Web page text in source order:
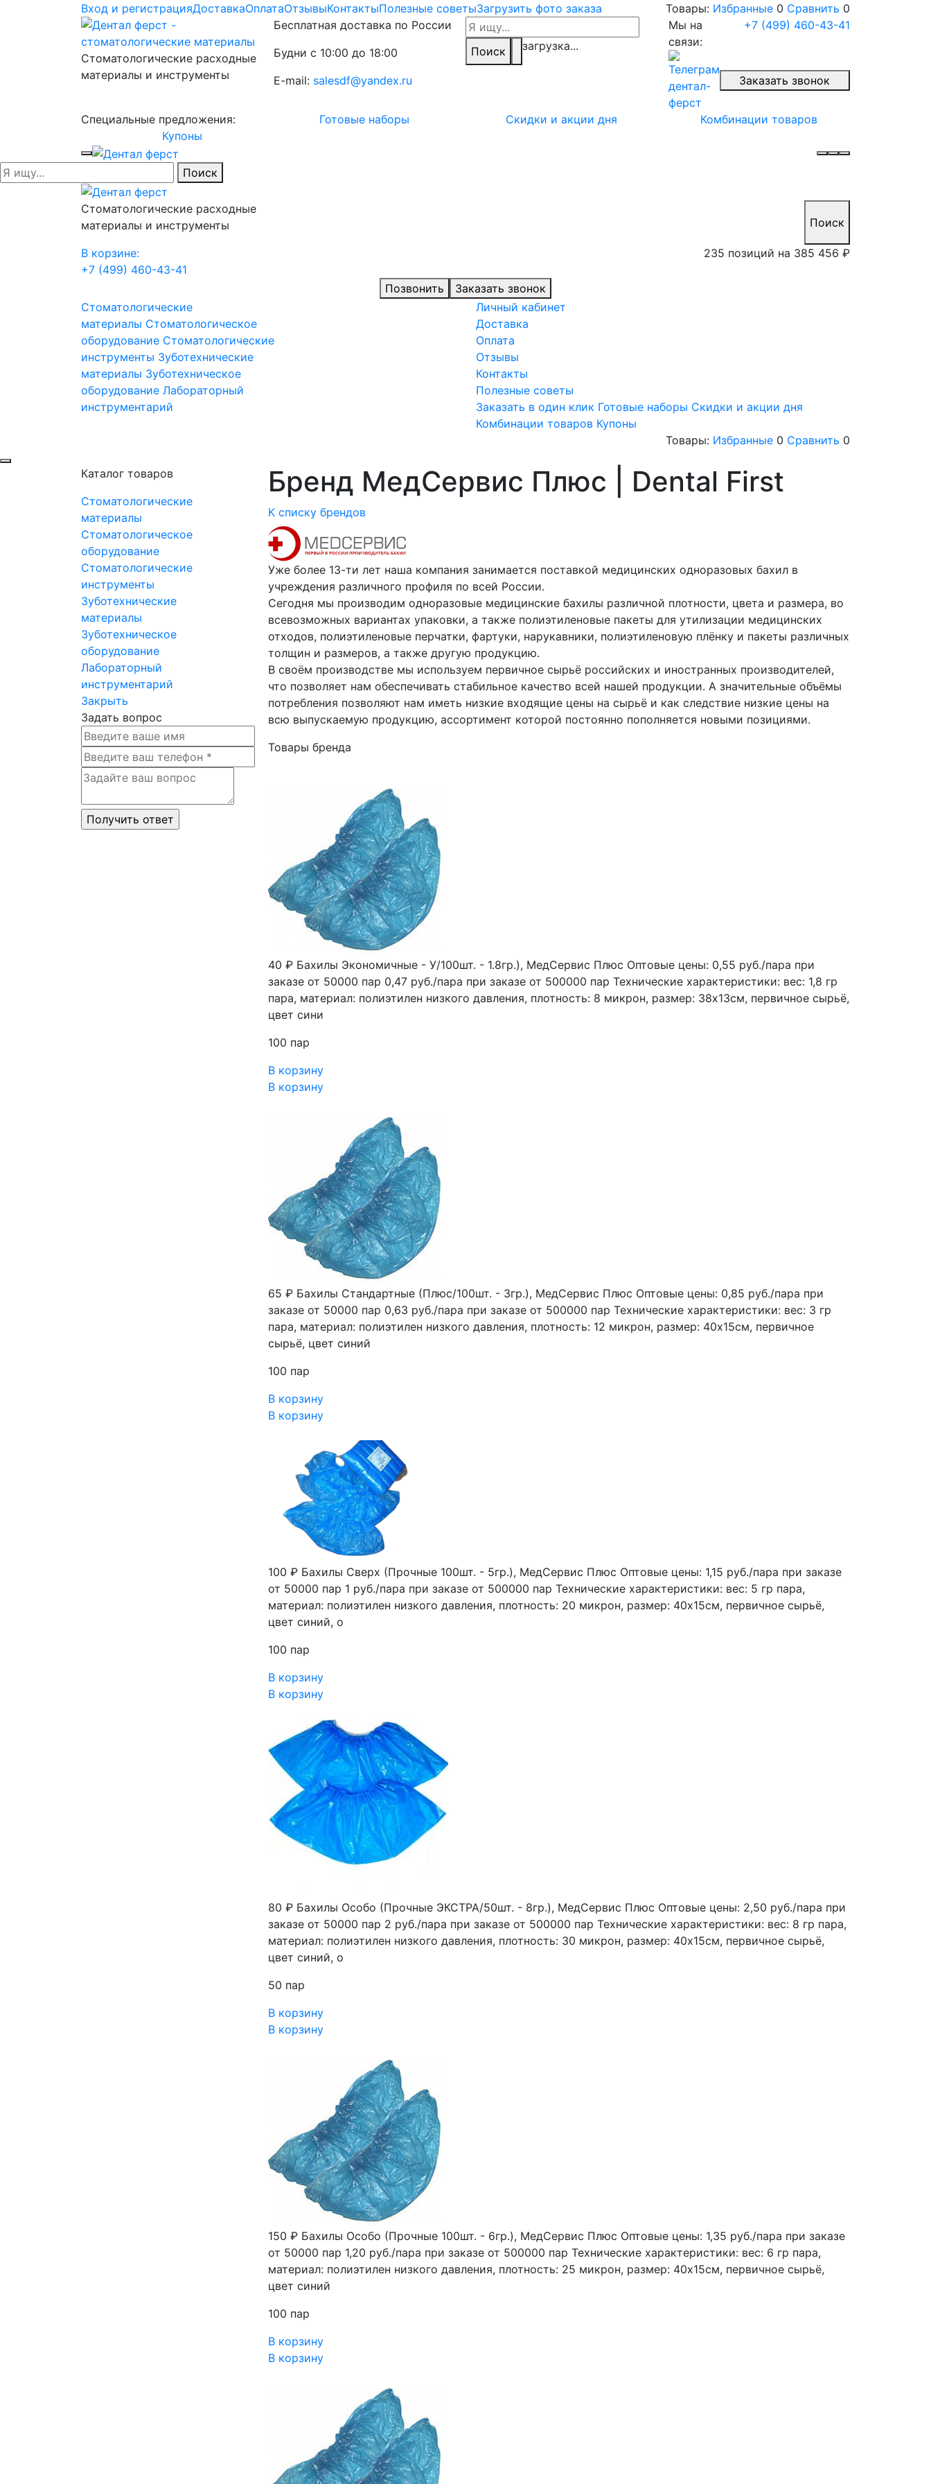
Вход и регистрацияДоставкаОплатаОтзывыКонтактыПолезные советыЗагрузить фото заказа Товары: Избранные 0 Сравнить 0
Стоматологические расходные
материалы и инструменты
Бесплатная доставка по России
Будни с 10:00 до 18:00
E-mail: salesdf@yandex.ru
Поиск загрузка...
Мы на
связи:
+7 (499) 460-43-41
Заказать звонок
Специальные предложения: Готовые наборы Скидки и акции дня
Комбинации товаров
Купоны
Поиск
Стоматологические расходные
материалы и инструменты
Поиск
В корзине: 235 позиций на 385 456 ₽
+7 (499) 460-43-41
Позвонить
Заказать звонок
Стоматологические
материалы Стоматологическое
оборудование Стоматологические
инструменты Зуботехнические
материалы Зуботехническое
оборудование Лабораторный
инструментарий
Личный кабинет
Доставка
Оплата
Отзывы
Контакты
Полезные советы
Заказать в один клик Готовые наборы Скидки и акции дня
Комбинации товаров Купоны
Товары: Избранные 0 Сравнить 0
Каталог товаров
Стоматологические
материалы
Стоматологическое
оборудование
Стоматологические
инструменты
Зуботехнические
материалы
Зуботехническое
оборудование
Лабораторный
инструментарий
Закрыть
Задать вопрос
Бренд МедСервис Плюс | Dental First
К списку брендов
Уже более 13-ти лет наша компания занимается поставкой медицинских одноразовых бахил в
учреждения различного профиля по всей России.
Сегодня мы производим одноразовые медицинские бахилы различной плотности, цвета и размера, во
всевозможных вариантах упаковки, а также полиэтиленовые пакеты для утилизации медицинских
отходов, полиэтиленовые перчатки, фартуки, нарукавники, полиэтиленовую плёнку и пакеты различных
толщин и размеров, а также другую продукцию.
В своём производстве мы используем первичное сырьё российских и иностранных производителей,
что позволяет нам обеспечивать стабильное качество всей нашей продукции. А значительные объёмы
потребления позволяют нам иметь низкие входящие цены на сырьё и как следствие низкие цены на
всю выпускаемую продукцию, ассортимент которой постоянно пополняется новыми позициями.
Товары бренда
40 ₽ Бахилы Экономичные - У/100шт. - 1.8гр.), МедСервис Плюс Оптовые цены: 0,55 руб./пара при
заказе от 50000 пар 0,47 руб./пара при заказе от 500000 пар Технические характеристики: вес: 1,8 гр
пара, материал: полиэтилен низкого давления, плотность: 8 микрон, размер: 38х13см, первичное сырьё,
цвет сини
100 пар
В корзину
В корзину
65 ₽ Бахилы Стандартные (Плюс/100шт. - 3гр.), МедСервис Плюс Оптовые цены: 0,85 руб./пара при
заказе от 50000 пар 0,63 руб./пара при заказе от 500000 пар Технические характеристики: вес: 3 гр
пара, материал: полиэтилен низкого давления, плотность: 12 микрон, размер: 40х15см, первичное
сырьё, цвет синий
100 пар
В корзину
В корзину
100 ₽ Бахилы Сверх (Прочные 100шт. - 5гр.), МедСервис Плюс Оптовые цены: 1,15 руб./пара при заказе
от 50000 пар 1 руб./пара при заказе от 500000 пар Технические характеристики: вес: 5 гр пара,
материал: полиэтилен низкого давления, плотность: 20 микрон, размер: 40х15см, первичное сырьё,
цвет синий, о
100 пар
В корзину
В корзину
80 ₽ Бахилы Особо (Прочные ЭКСТРА/50шт. - 8гр.), МедСервис Плюс Оптовые цены: 2,50 руб./пара при
заказе от 50000 пар 2 руб./пара при заказе от 500000 пар Технические характеристики: вес: 8 гр пара,
материал: полиэтилен низкого давления, плотность: 30 микрон, размер: 40х15см, первичное сырьё,
цвет синий, о
50 пар
В корзину
В корзину
150 ₽ Бахилы Особо (Прочные 100шт. - 6гр.), МедСервис Плюс Оптовые цены: 1,35 руб./пара при заказе
от 50000 пар 1,20 руб./пара при заказе от 500000 пар Технические характеристики: вес: 6 гр пара,
материал: полиэтилен низкого давления, плотность: 25 микрон, размер: 40х15см, первичное сырьё,
цвет синий
100 пар
В корзину
В корзину